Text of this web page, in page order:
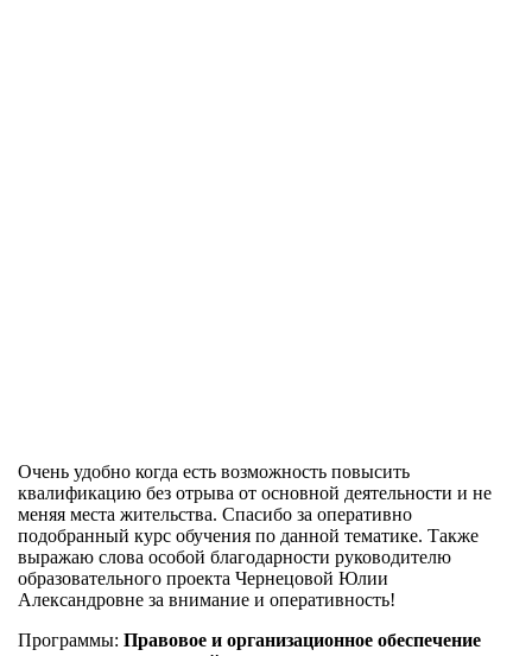
Очень удобно когда есть возможность повысить
квалификацию без отрыва от основной деятельности и не
меняя места жительства. Спасибо за оперативно
подобранный курс обучения по данной тематике. Также
выражаю слова особой благодарности руководителю
образовательного проекта Чернецовой Юлии
Александровне за внимание и оперативность!
Программы: Правовое и организационное обеспечение